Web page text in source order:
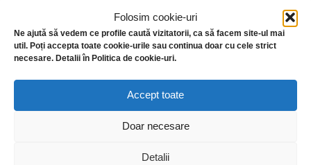
Folosim cookie-uri
Ne ajută să vedem ce profile caută vizitatorii, ca să facem site-ul mai
util. Poți accepta toate cookie-urile sau continua doar cu cele strict
necesare. Detalii în Politica de cookie-uri.
Accept toate
Doar necesare
Detalii